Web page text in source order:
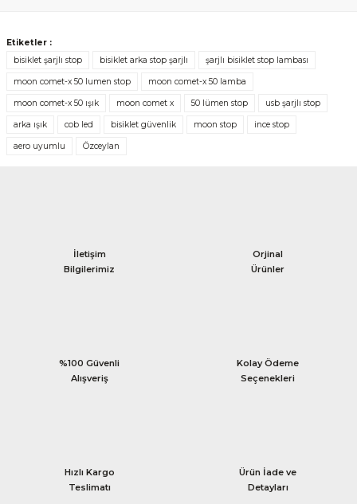
Etiketler :
bisiklet şarjlı stop
bisiklet arka stop şarjlı şarjlı bisiklet stop lambası
moon comet-x 50 lumen stop moon comet-x 50 lamba
moon comet-x 50 ışık moon comet x 50 lümen stop usb şarjlı stop
arka ışık cob led bisiklet güvenlik moon stop ince stop
aero uyumlu Özceylan
İletişim
Bilgilerimiz
Orjinal
Ürünler
%100 Güvenli
Alışveriş
Kolay Ödeme
Seçenekleri
Hızlı Kargo
Teslimatı
Ürün İade ve
Detayları